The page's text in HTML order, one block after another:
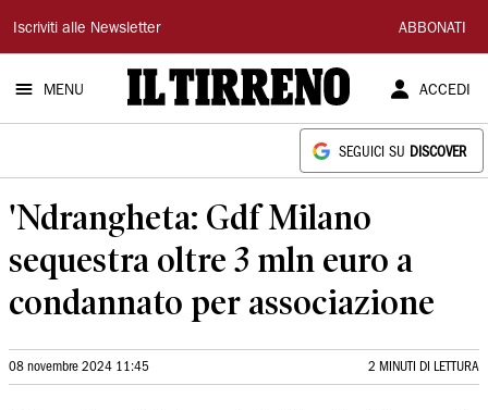
Il
Tirreno
Iscriviti alle Newsletter ABBONATI
MENU ACCEDI
SEGUICI SU DISCOVER
'Ndrangheta: Gdf Milano
sequestra oltre 3 mln euro a
condannato per associazione
08 novembre 2024 11:45 2 MINUTI DI LETTURA